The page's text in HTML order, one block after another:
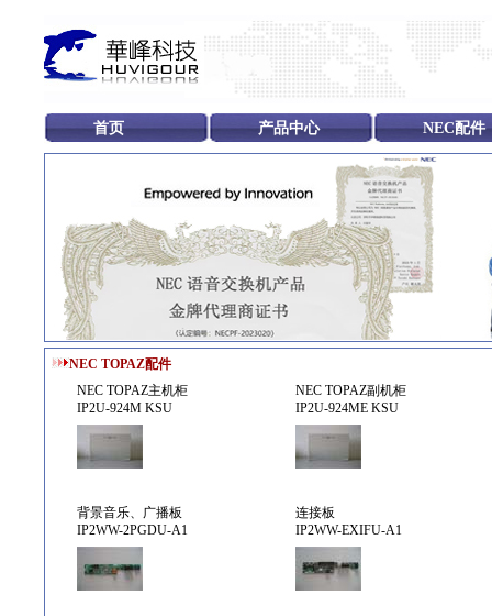
首页 产品中心 NEC配件
NEC TOPAZ配件
NEC TOPAZ主机柜
IP2U-924M KSU
NEC TOPAZ副机柜
IP2U-924ME KSU
背景音乐、广播板
IP2WW-2PGDU-A1
连接板
IP2WW-EXIFU-A1